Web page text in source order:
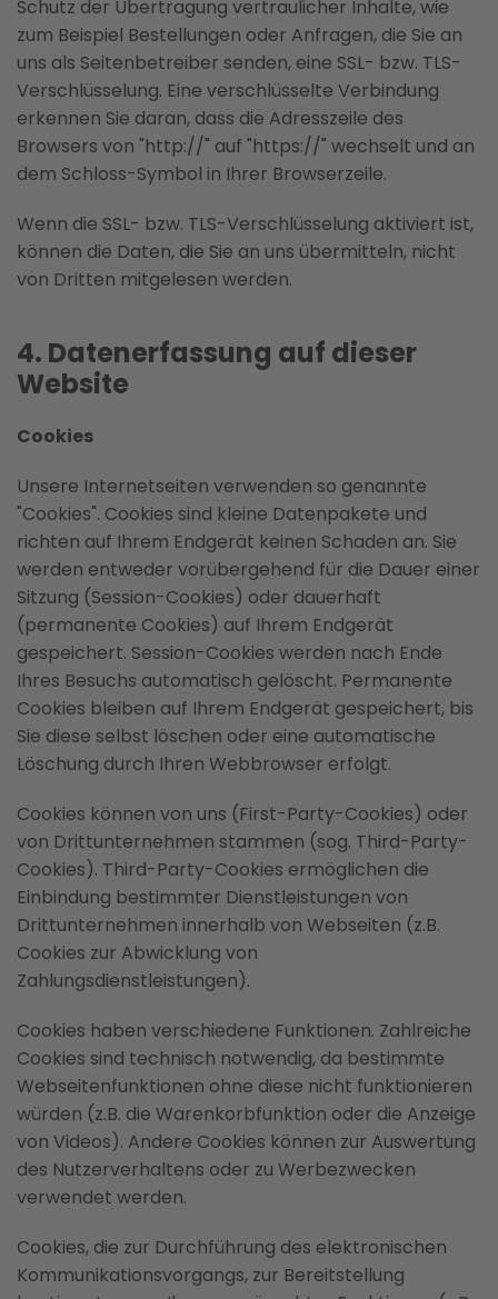
Schutz der Übertragung vertraulicher Inhalte, wie
zum Beispiel Bestellungen oder Anfragen, die Sie an
uns als Seitenbetreiber senden, eine SSL- bzw. TLS-
Verschlüsselung. Eine verschlüsselte Verbindung
erkennen Sie daran, dass die Adresszeile des
Browsers von "http://" auf "https://" wechselt und an
dem Schloss-Symbol in Ihrer Browserzeile.
Wenn die SSL- bzw. TLS-Verschlüsselung aktiviert ist,
können die Daten, die Sie an uns übermitteln, nicht
von Dritten mitgelesen werden.
4. Datenerfassung auf dieser
Website
Cookies
Unsere Internetseiten verwenden so genannte
"Cookies". Cookies sind kleine Datenpakete und
richten auf Ihrem Endgerät keinen Schaden an. Sie
werden entweder vorübergehend für die Dauer einer
Sitzung (Session-Cookies) oder dauerhaft
(permanente Cookies) auf Ihrem Endgerät
gespeichert. Session-Cookies werden nach Ende
Ihres Besuchs automatisch gelöscht. Permanente
Cookies bleiben auf Ihrem Endgerät gespeichert, bis
Sie diese selbst löschen oder eine automatische
Löschung durch Ihren Webbrowser erfolgt.
Cookies können von uns (First-Party-Cookies) oder
von Drittunternehmen stammen (sog. Third-Party-
Cookies). Third-Party-Cookies ermöglichen die
Einbindung bestimmter Dienstleistungen von
Drittunternehmen innerhalb von Webseiten (z.B.
Cookies zur Abwicklung von
Zahlungsdienstleistungen).
Cookies haben verschiedene Funktionen. Zahlreiche
Cookies sind technisch notwendig, da bestimmte
Webseitenfunktionen ohne diese nicht funktionieren
würden (z.B. die Warenkorbfunktion oder die Anzeige
von Videos). Andere Cookies können zur Auswertung
des Nutzerverhaltens oder zu Werbezwecken
verwendet werden.
Cookies, die zur Durchführung des elektronischen
Kommunikationsvorgangs, zur Bereitstellung